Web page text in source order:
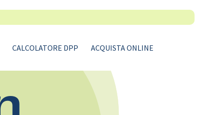
CALCOLATORE DPP ACQUISTA ONLINE